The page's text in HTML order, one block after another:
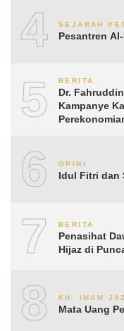
4 SEJARAH
Pesantren
5 BERITA
Dr.
Kampanye
6 OPINI
Idul Fitri dan
7 BERITA
Penasihat
Hijaz di
8 KH. IMAM
Mata Uang